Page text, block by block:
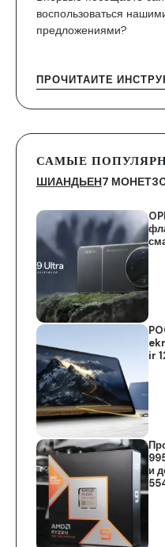
воспользоваться
предложениями?
ПРОЧИТАЙТЕ
САМЫЕ
ШИАНДЬЕН7 МОНЕТ
ir
и